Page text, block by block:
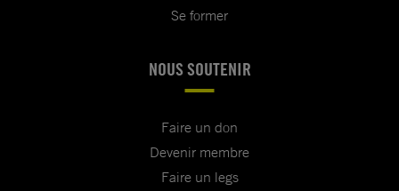
Se former
NOUS SOUTENIR
Faire un don
Devenir membre
Faire un legs